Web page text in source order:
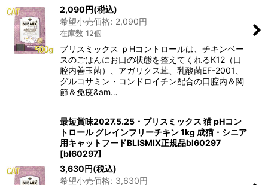
2,090円(税込)
希望小売価格: 2,090円
在庫数 12個
ブリスミックス ｐHコントロールは、チキンベー
スのごはんにお口の状態を整えてくれるK12（口
腔内善玉菌）、アガリクス茸、乳酸菌EF-2001、
グルコサミン・コンドロイチン配合の口腔内＆関
節＆免疫&am…
最短賞味2027.5.25・ブリスミックス 猫 pHコン
トロール グレインフリーチキン 1kg 成猫・シニア
用キャットフードBLISMIX正規品bl60297
[bl60297]
3,630円(税込)
希望小売価格: 3,630円